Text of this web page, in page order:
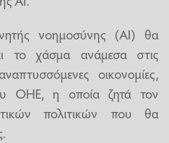
νοημοσύνης (ΑΙ) θα
το χάσμα ανάμεσα στις
οικονομίες,
ΟΗΕ, η οποία ζητά τον
πολιτικών που θα